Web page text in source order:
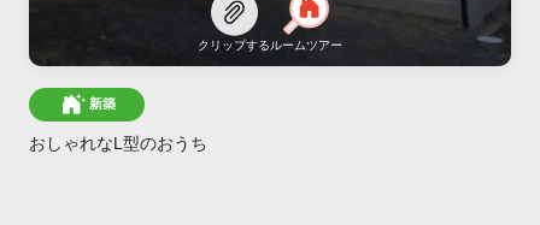
クリップするルームツアー
新築
おしゃれなL型のおうち